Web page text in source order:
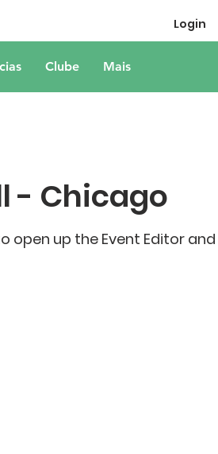
Login
Clube Mais
- Chicago
open up the Event Editor